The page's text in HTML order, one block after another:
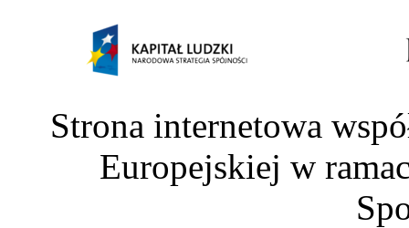
Strona internetowa
Europejskiej w